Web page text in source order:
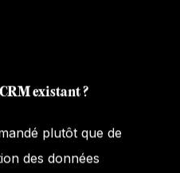
existant ?
plutôt que de
des données